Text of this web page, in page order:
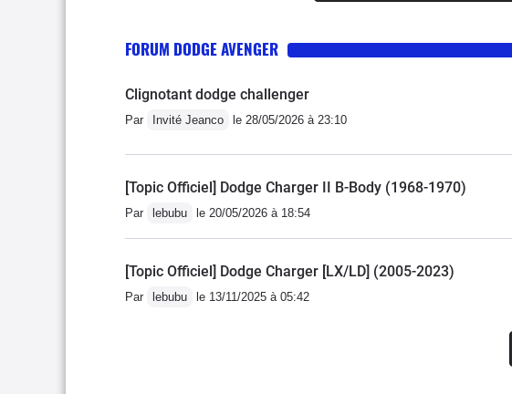
modèle, j’apprécie particulièrement
rappelle la sportivité de ce modèle.Le
insupportable est la boîte de vitesses
mythique et un caractère qu’on retrouve
FORUM DODGE AVENGER
Clignotant dodge challenger
Par Invité Jeanco le 28/05/2026 à 23:10
[Topic Officiel] Dodge Charger II B-Body (1968-1970)
Par lebubu le 20/05/2026 à 18:54
[Topic Officiel] Dodge Charger [LX/LD] (2005-2023)
Par lebubu le 13/11/2025 à 05:42